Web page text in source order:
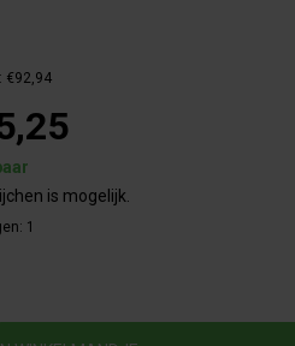
€92,94
is mogelijk.
1